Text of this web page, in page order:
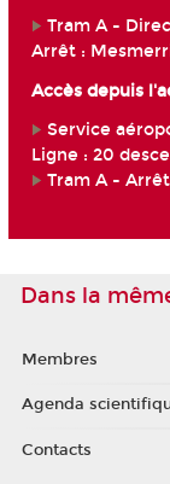
Tram A -
Arrêt :
Accès depuis
Service
Ligne : 20
Tram A -
Dans la
Membres
Agenda
Contacts